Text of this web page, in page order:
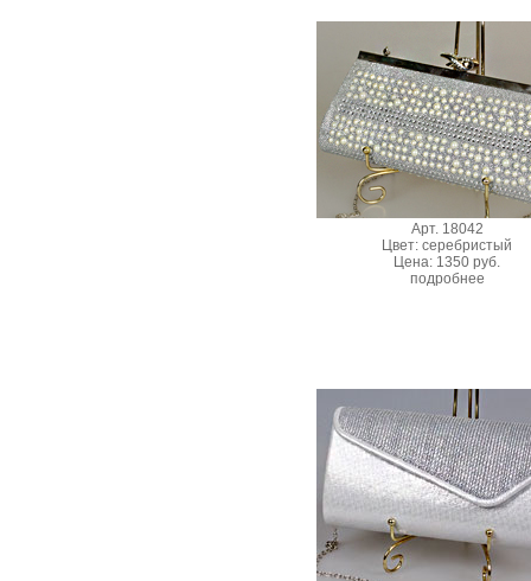
Арт. 18042
Цвет: серебристый
Цена: 1350 руб.
подробнее